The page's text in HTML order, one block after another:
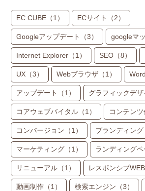
EC CUBE （1） ECサイト （2）
Googleアップデート （3） googleマ
Internet Explorer （1） SEO （8）
UX （3） Webブラウザ （1）
アップデート （1） グラフィックデザ
コアウェブバイタル （1） コンテン
コンバージョン （1） ブランディング
マーケティング （1） ランディングペ
リニューアル （1） レスポンシブ
動画制作 （1） 検索エンジン （3）